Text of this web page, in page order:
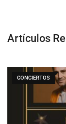
Artículos
CONCIERTOS